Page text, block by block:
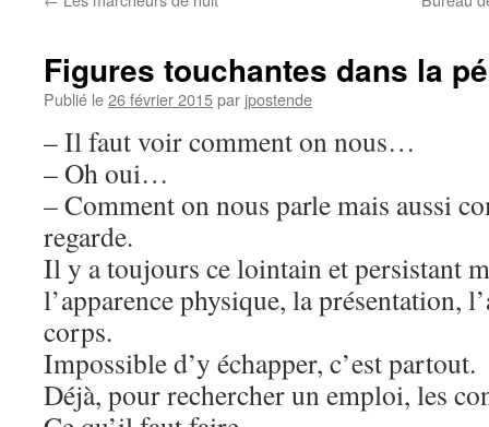
Figures touchantes dans la
Publié le26 février 2015par jpostende
– Il faut voir comment on nous…
– Oh oui…
– Comment on nous parle mais aussi
regarde.
Il y a toujours ce lointain et persistant
l’apparence physique, la présentation,
corps.
Impossible d’y échapper, c’est partout.
Déjà, pour rechercher un emploi, les